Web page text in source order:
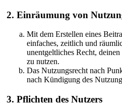
2. Einräumung von
Mit dem Erstellen eines
einfaches, zeitlich und
unentgeltliches Recht,
zu nutzen.
Das Nutzungsrecht nach
nach Kündigung des
3. Pflichten des Nutzers